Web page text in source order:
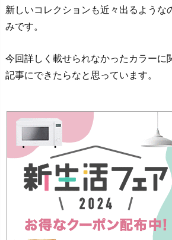
新しいコレクションも近々出るような
みです。
今回詳しく載せられなかったカラーに
記事にできたらなと思っています。